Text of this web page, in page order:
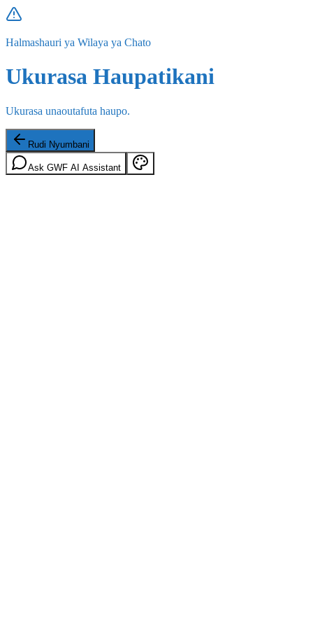
Halmashauri ya Wilaya ya Chato
Ukurasa Haupatikani
Ukurasa unaoutafuta haupo.
Rudi Nyumbani
Ask GWF AI Assistant